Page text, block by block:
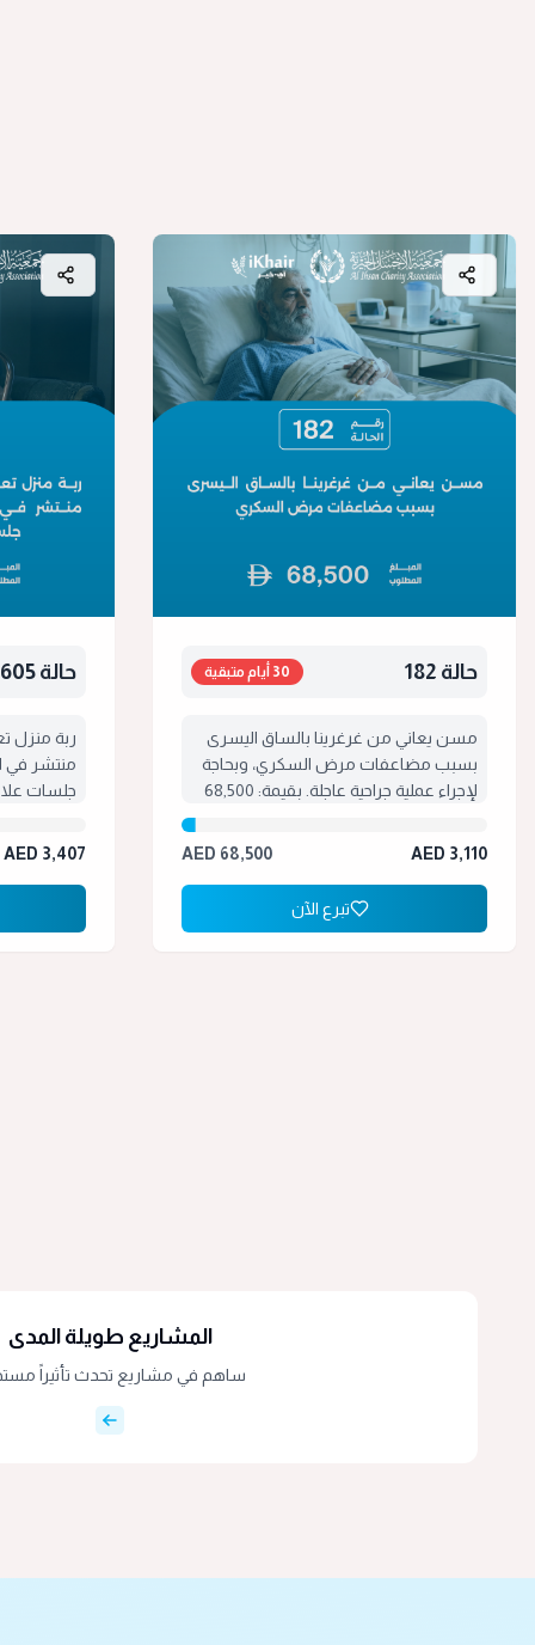
حالة 182 30 أيام متبقية
مسن يعاني من غرغرينا بالساق اليسرى
بسبب مضاعفات مرض السكري، وبحاجة
لإجراء عملية جراحية عاجلة. بقيمة: 68,500
AED 3,110
AED 68,500
تبرع الآن
حالة 605
ربة منزل
منتشر في
جلسات
AED 3,407
المشاريع طويلة المدى
ساهم في مشاريع تحدث تأثيراً